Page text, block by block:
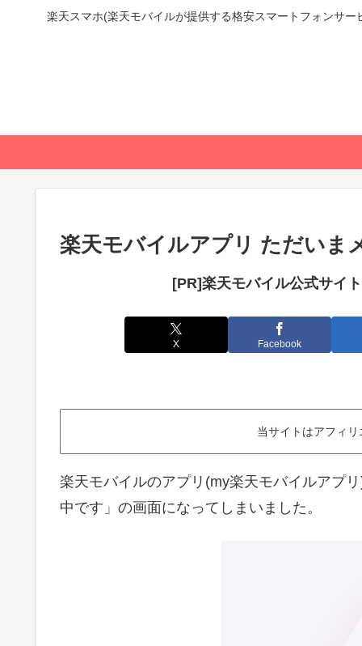
楽天スマホ(楽天モバイルが提供する格安スマートフォンサ
楽天モバイルアプリ ただいま
[PR]楽天モバイル公式サイ
X Facebook
当サイトはアフィ
楽天モバイルのアプリ(my楽天モバイルアプ
中です」の画面になってしまいました。